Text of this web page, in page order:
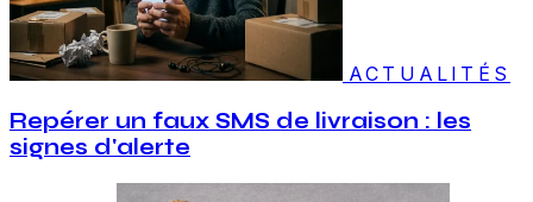
ACTUALITÉS
Repérer un faux SMS de livraison : les
signes d'alerte